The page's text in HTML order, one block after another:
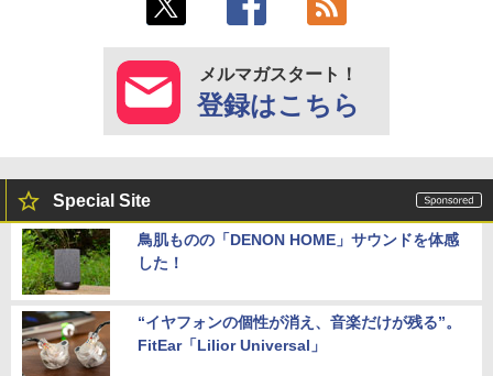
メルマガスタート！
登録はこちら
Special Site
鳥肌ものの「DENON HOME」サウンドを体感
した！
“イヤフォンの個性が消え、音楽だけが残る”。
FitEar「Lilior Universal」